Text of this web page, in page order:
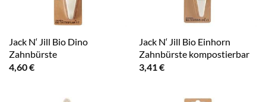
Jack N‘ Jill Bio Dino
Zahnbürste
4,60€
Jack N‘ Jill Bio Einhorn
Zahnbürste kompostierbar
3,41€